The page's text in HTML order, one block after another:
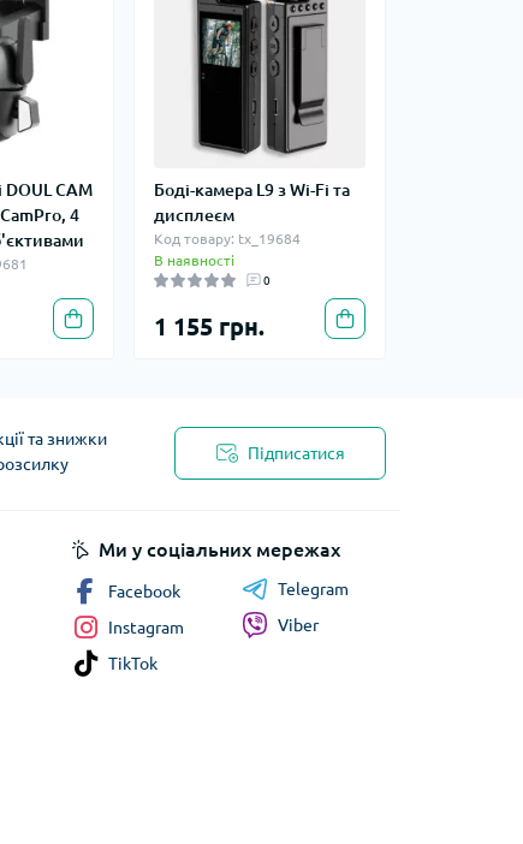
DOUL CAM
4
Боді-камера L9 з Wi-Fi та
дисплеєм
Код товару: tx_19684
В наявності
0
1 155 грн.
та знижки
Підписатися
Ми у соціальних мережах
Facebook
Instagram
TikTok
Telegram
Viber